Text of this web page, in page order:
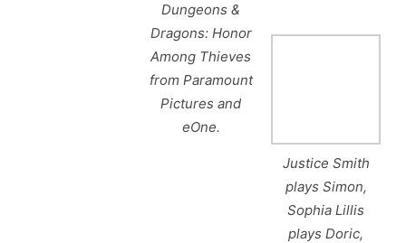
Dungeons &
Dragons: Honor
Among Thieves
from Paramount
Pictures and
eOne.
Justice Smith
plays Simon,
Sophia Lillis
plays Doric,